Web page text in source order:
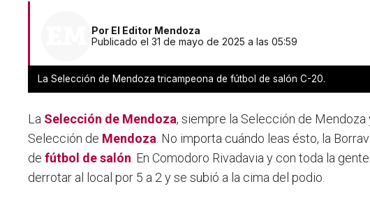
Por El Editor Mendoza
Publicado el 31 de mayo de 2025 a las 05:59
La Selección de Mendoza tricampeona de fútbol de salón C-20.
La Selección de Mendoza, siempre la Selección de Mendoza
Selección de Mendoza . No importa cuándo leas ésto, la
de fútbol de salón . En Comodoro Rivadavia y con toda la
derrotar al local por 5 a 2 y se subió a la cima del podio.